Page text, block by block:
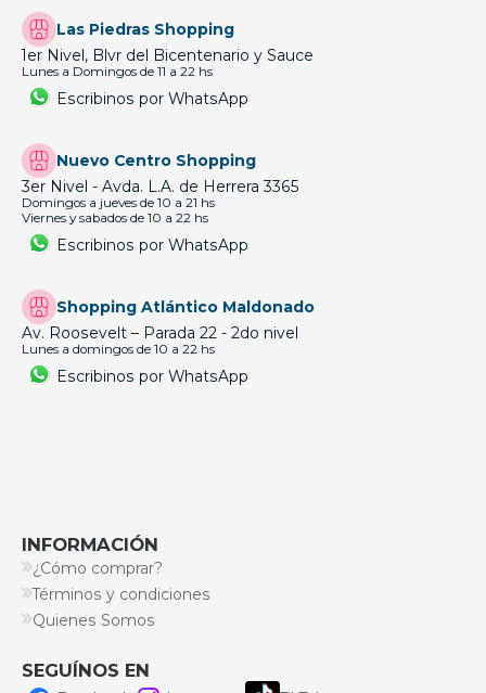
Las Piedras Shopping
1er Nivel, Blvr del Bicentenario y Sauce
Lunes a Domingos de 11 a 22 hs
Escribinos por WhatsApp
Nuevo Centro Shopping
3er Nivel - Avda. L.A. de Herrera 3365
Domingos a jueves de 10 a 21 hs
Viernes y sabados de 10 a 22 hs
Escribinos por WhatsApp
Shopping Atlántico Maldonado
Av. Roosevelt – Parada 22 - 2do nivel
Lunes a domingos de 10 a 22 hs
Escribinos por WhatsApp
INFORMACIÓN
¿Cómo comprar?
Términos y condiciones
Quienes Somos
SEGUÍNOS EN